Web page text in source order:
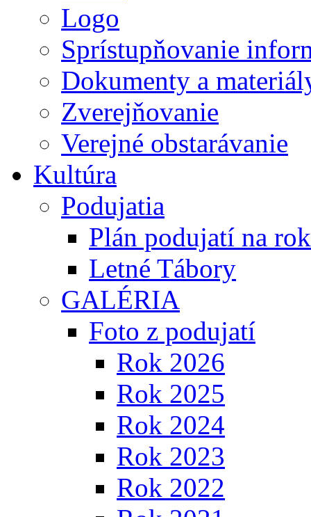
Logo
Sprístupňovanie
Dokumenty a
Zverejňovanie
Verejné obstarávanie
Kultúra
Podujatia
Plán podujatí na
Letné Tábory
GALÉRIA
Foto z podujatí
Rok 2026
Rok 2025
Rok 2024
Rok 2023
Rok 2022